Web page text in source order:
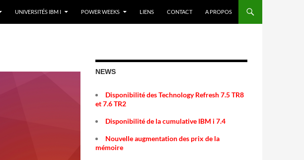
UNIVERSITÉS IBM I POWER WEEKS LIENS CONTACT A PROPOS
NEWS
Disponibilité des Technology Refresh 7.5 TR8
et 7.6 TR2
Disponibilité de la cumulative IBM i 7.4
Nouvelle augmentation des prix de la
mémoire